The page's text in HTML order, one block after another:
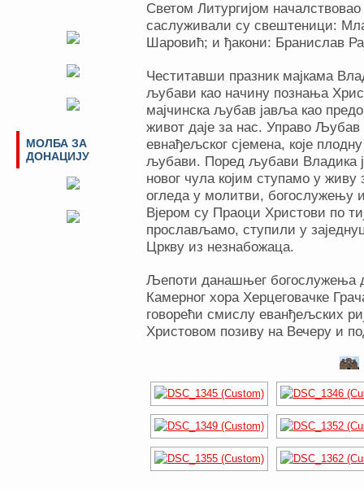
Светом Литургијом
саслуживали су свештеници:
Шаровић; и ђакони: Бранислав
Честитавши празник мајкама
љубави као начину познања
мајчинска љубав јавља као
живот даје за нас. Управо
евнађељског сјемена, које
љубави. Поред љубави Владика
новог чула којим ступамо у живу
огледа у молитви, богослужењу
Вјером су Праоци Христови по
прослављамо, ступили у
Цркву из незнабожаца.
Љепоти данашњег богослужења
Камерног хора Херцеговачке
говорећи смислу еванђељских
Христовом позиву на Вечеру и
МОЛБА ЗА
ДОНАЦИЈУ